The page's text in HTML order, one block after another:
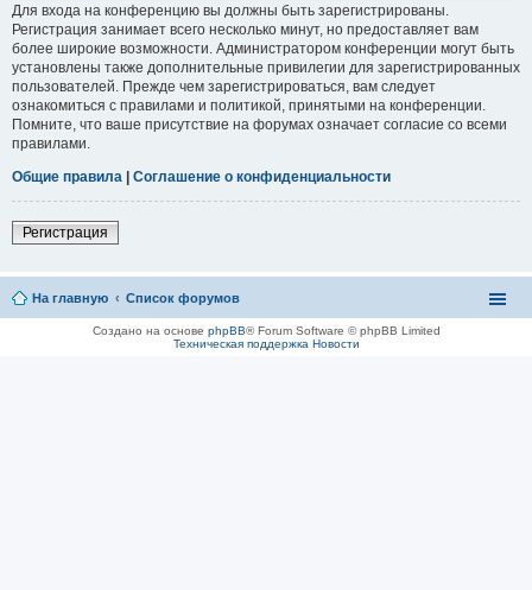
Для входа на конференцию вы должны быть зарегистрированы.
Регистрация занимает всего несколько минут, но предоставляет вам
более широкие возможности. Администратором конференции могут быть
установлены также дополнительные привилегии для зарегистрированных
пользователей. Прежде чем зарегистрироваться, вам следует
ознакомиться с правилами и политикой, принятыми на конференции.
Помните, что ваше присутствие на форумах означает согласие со всеми
правилами.
Общие правила | Соглашение о конфиденциальности
Регистрация
На главную Список форумов
Создано на основе phpBB® Forum Software © phpBB Limited
Техническая поддержка Новости